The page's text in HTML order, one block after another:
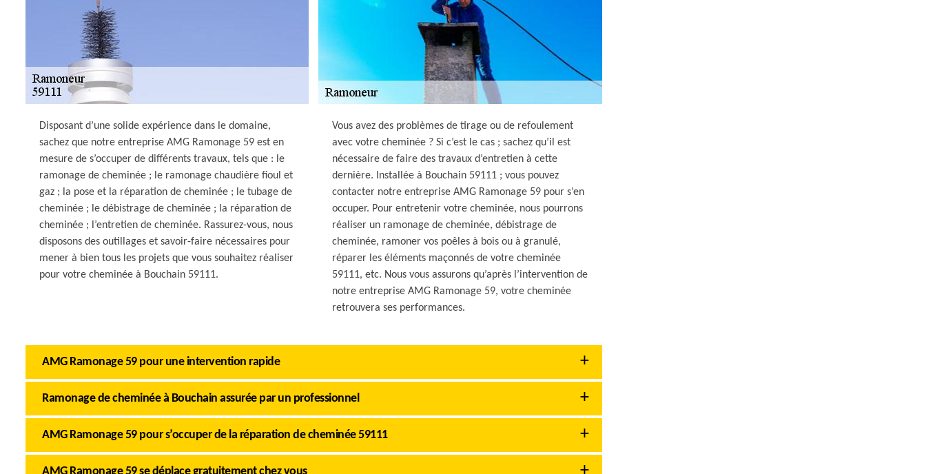
Disposant d’une solide expérience dans le domaine,
sachez que notre entreprise AMG Ramonage 59 est en
mesure de s’occuper de différents travaux, tels que : le
ramonage de cheminée ; le ramonage chaudière fioul et
gaz ; la pose et la réparation de cheminée ; le tubage de
cheminée ; le débistrage de cheminée ; la réparation de
cheminée ; l’entretien de cheminée. Rassurez-vous, nous
disposons des outillages et savoir-faire nécessaires pour
mener à bien tous les projets que vous souhaitez réaliser
pour votre cheminée à Bouchain 59111.
Vous avez des problèmes de tirage ou de refoulement
avec votre cheminée ? Si c’est le cas ; sachez qu’il est
nécessaire de faire des travaux d’entretien à cette
dernière. Installée à Bouchain 59111 ; vous pouvez
contacter notre entreprise AMG Ramonage 59 pour s’en
occuper. Pour entretenir votre cheminée, nous pourrons
réaliser un ramonage de cheminée, débistrage de
cheminée, ramoner vos poêles à bois ou à granulé,
réparer les éléments maçonnés de votre cheminée
59111, etc. Nous vous assurons qu’après l’intervention de
notre entreprise AMG Ramonage 59, votre cheminée
retrouvera ses performances.
AMG Ramonage 59 pour une intervention rapide
Ramonage de cheminée à Bouchain assurée par un professionnel
AMG Ramonage 59 pour s’occuper de la réparation de cheminée 59111